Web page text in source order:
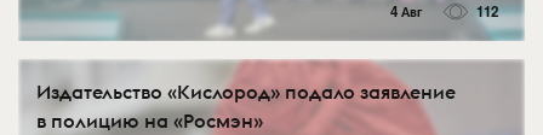
4 Авг 112
Издательство «Кислород» подало заявление
в полицию на «Росмэн»